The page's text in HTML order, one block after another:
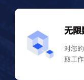
无限
对您
取工